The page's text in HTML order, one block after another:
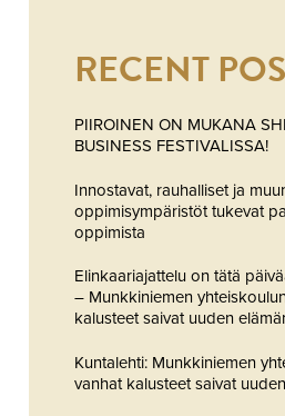
RECENT
PIIROINEN ON MUKANA
BUSINESS FESTIVALISSA!
Innostavat, rauhalliset ja
oppimisympäristöt tukevat
oppimista
Elinkaariajattelu on tätä
– Munkkiniemen
kalusteet saivat uuden
Kuntalehti: Munkkiniemen
vanhat kalusteet saivat